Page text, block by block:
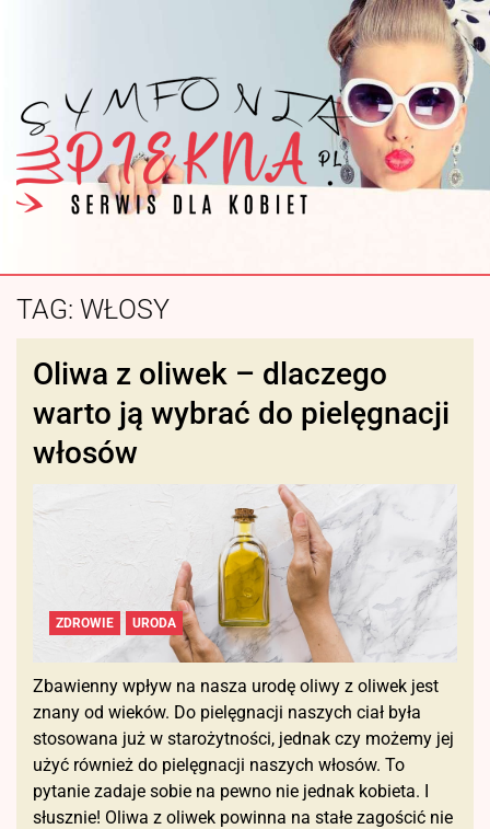
TAG: WŁOSY
Oliwa z oliwek – dlaczego
warto ją wybrać do pielęgnacji
włosów
URODA
ZDROWIE
Zbawienny wpływ na nasza urodę oliwy z oliwek jest
znany od wieków. Do pielęgnacji naszych ciał była
stosowana już w starożytności, jednak czy możemy jej
użyć również do pielęgnacji naszych włosów. To
pytanie zadaje sobie na pewno nie jednak kobieta. I
słusznie! Oliwa z oliwek powinna na stałe zagościć nie